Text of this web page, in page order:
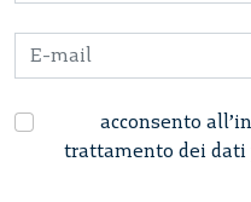
acconsento
trattamento dei dati